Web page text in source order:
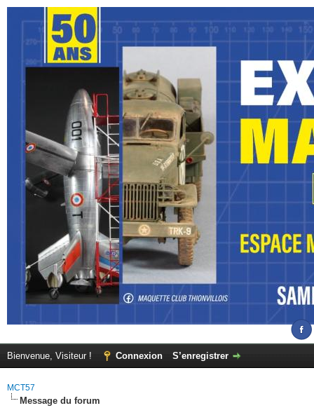
Bienvenue, Visiteur ! Connexion S’enregistrer
MCT57
Message du forum